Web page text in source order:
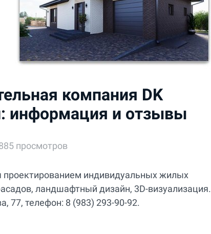
компания DK
информация и отзывы
просмотров
проектированием индивидуальных жилых
ландшафтный дизайн, 3D-визуализация.
77, телефон: 8 (983) 293-90-92.